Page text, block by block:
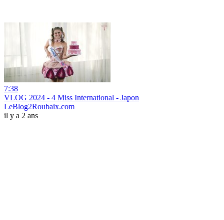
7:38
VLOG 2024 - 4 Miss International - Japon
LeBlog2Roubaix.com
il y a 2 ans